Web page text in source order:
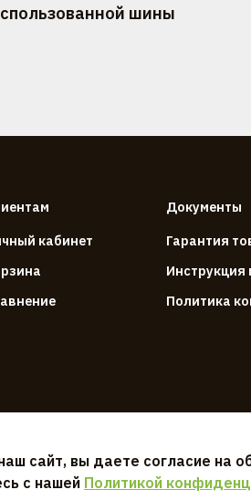
шины
кабинет
Документы
Гарантия
Инструкция
Политика
сайт, вы даете согласие на
с нашей Политикой